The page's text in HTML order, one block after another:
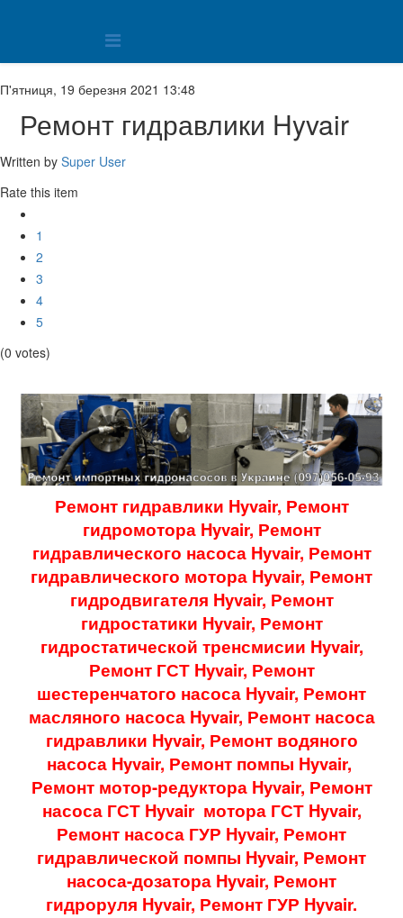
П'ятниця, 19 березня 2021 13:48
Ремонт гидравлики Hyvair
Written by Super User
Rate this item
1
2
3
4
5
(0 votes)
Ремонт гидравлики Hyvair, Ремонт
гидромотора Hyvair, Ремонт
гидравлического насоса Hyvair, Ремонт
гидравлического мотора Hyvair, Ремонт
гидродвигателя Hyvair, Ремонт
гидростатики Hyvair, Ремонт
гидростатической тренсмисии Hyvair,
Ремонт ГСТ Hyvair, Ремонт
шестеренчатого насоса Hyvair, Ремонт
масляного насоса Hyvair, Ремонт насоса
гидравлики Hyvair, Ремонт водяного
насоса Hyvair, Ремонт помпы Hyvair,
Ремонт мотор-редуктора Hyvair, Ремонт
насоса ГСТ Hyvair мотора ГСТ Hyvair,
Ремонт насоса ГУР Hyvair, Ремонт
гидравлической помпы Hyvair, Ремонт
насоса-дозатора Hyvair, Ремонт
гидроруля Hyvair, Ремонт ГУР Hyvair.